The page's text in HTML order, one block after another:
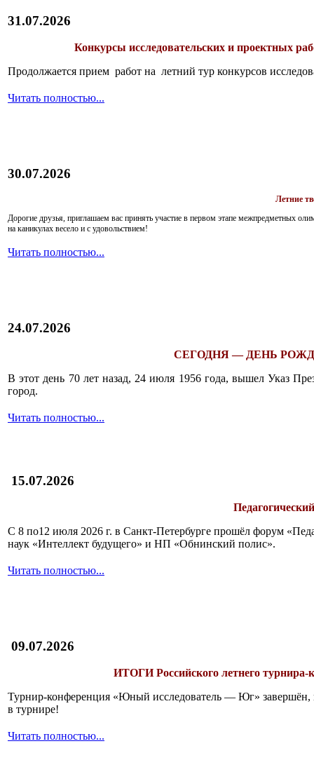
31.07.2026
Конкурсы исследовательских и проектных
Продолжается прием работ на летний тур конкурсов
Читать полностью...
30.07.2026
Летние
Дорогие друзья, приглашаем вас принять участие в первом этапе межпредметных
на каникулах весело и с удовольствием!
Читать полностью...
24.07.2026
СЕГОДНЯ — ДЕНЬ
В этот день 70 лет назад, 24 июля 1956 года, вышел Указ
город.
Читать полностью...
15.07.2026
С 8 по12 июля 2026 г. в Санкт-Петербурге прошёл форум
наук «Интеллект будущего» и НП «Обнинский полис».
Читать полностью...
09.07.2026
ИТОГИРоссийского летнего
Турнир-конференция «Юный исследователь — Юг» завершён,
в турнире!
Читать полностью...